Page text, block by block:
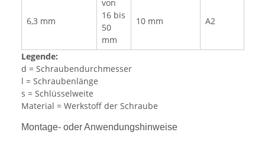
6,3 mm
von
16 bis
50
mm
10 mm A2
Legende:
d = Schraubendurchmesser
l = Schraubenlänge
s = Schlüsselweite
Material = Werkstoff der Schraube
Montage- oder Anwendungshinweise